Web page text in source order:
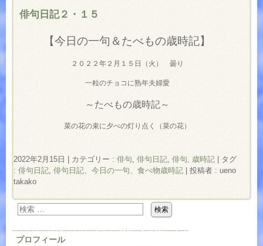
俳句日記２・１５
【今日の一句＆たべもの歳時記】
２０２２年２月１５日（火） 曇り
一粒のチョコに熟年夫婦愛
～たべもの歳時記～
菜の花の束に夕べの灯り点く（菜の花）
2022年2月15日 | カテゴリー : 俳句 俳句日記 俳句, 歳時記 | タグ
: 俳句日記 俳句日記、今日の一句、食べ物歳時記 | 投稿者 : ueno
takako
プロフィール